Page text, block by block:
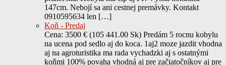
147cm. Nebojí sa ani cestnej premávky. Kontakt
0910595634 len […]
Koň - Predaj
Cena: 3500 € (105 441.00 Sk) Predám 5 rocnu kobylu
na ucena pod sedlo aj do koca. 1aj2 moze jazdit vhodna
aj na agroturistika ma rada vychadzki aj s ostatnými
koňmi 100% povaha vhodná aj pre začiatočníkov aj pre